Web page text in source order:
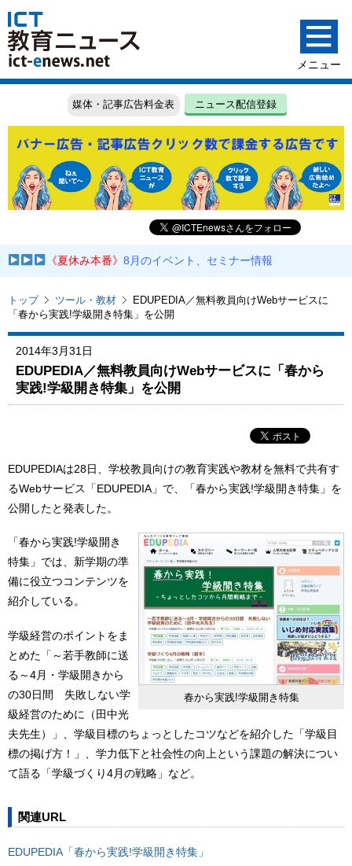
媒体・記事広告料金表 ニュース配信登録
《夏休み本番》8月のイベント、セミナー情報
トップ ツール・教材
EDUPEDIA／無料教員向けWebサービスに
「春から実践!学級開き特集」を公開
2014年3月31日
EDUPEDIA／無料教員向けWebサービスに「春から
実践!学級開き特集」を公開
EDUPEDIAは28日、学校教員向けの教育実践や教材を無料で共有す
るWebサービス「EDUPEDIA」で、「春から実践!学級開き特集」を
公開したと発表した。
春から実践!学級開き特集
「春から実践!学級開き
特集」では、新学期の準
備に役立つコンテンツを
紹介している。
学級経営のポイントをま
とめた「～若手教師に送
る～4月・学級開きから
の30日間 失敗しない学
級経営のために（田中光
夫先生）」、学級目標のちょっとしたコツなどを紹介した「学級目
標の掲げ方！」、学力低下と社会性の向上という課題の解決につい
て語る「学級づくり4月の戦略」など。
関連URL
EDUPEDIA「春から実践!学級開き特集」